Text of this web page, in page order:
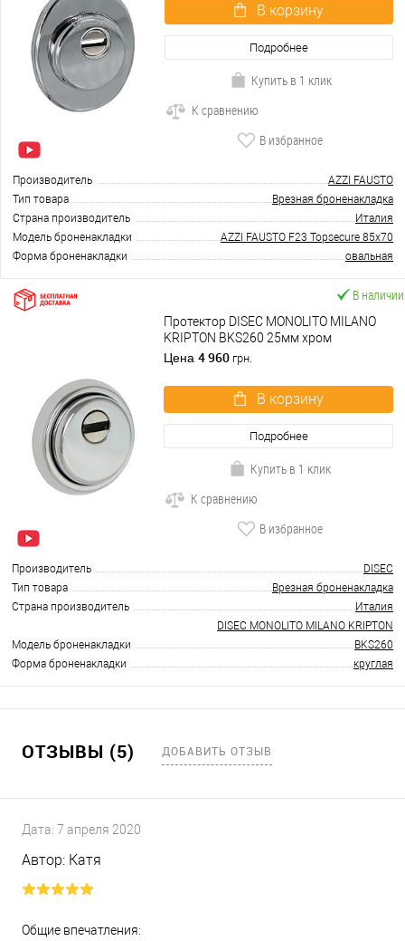
В корзину
Подробнее
Купить в 1 клик
К сравнению
В избранное
Производитель
AZZI FAUSTO
Тип товара
Врезная броненакладка
Страна производитель
Италия
Модель броненакладки
AZZI FAUSTO F23 Topsecure 85x70
Форма броненакладки
овальная
В наличии
Протектор DISEC MONOLITO MILANO
KRIPTON BKS260 25мм хром
полированный
Цена 4 960 грн.
В корзину
Подробнее
Купить в 1 клик
К сравнению
В избранное
Производитель
DISEC
Тип товара
Врезная броненакладка
Страна производитель
Италия
Модель броненакладки
DISEC MONOLITO MILANO KRIPTON
BKS260
Форма броненакладки
круглая
ОТЗЫВЫ (5) ДОБАВИТЬ ОТЗЫВ
Дата: 7 апреля 2020
Автор: Катя
Общие впечатления: